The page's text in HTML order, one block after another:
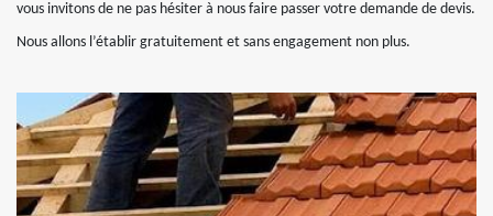
vous invitons de ne pas hésiter à nous faire passer votre demande de devis.
Nous allons l’établir gratuitement et sans engagement non plus.